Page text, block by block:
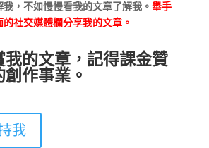
，不如慢慢看我的文章了解我。 舉手
社交媒體欄分享我的文章。
我的文章，記得課金贊
作事業。
我